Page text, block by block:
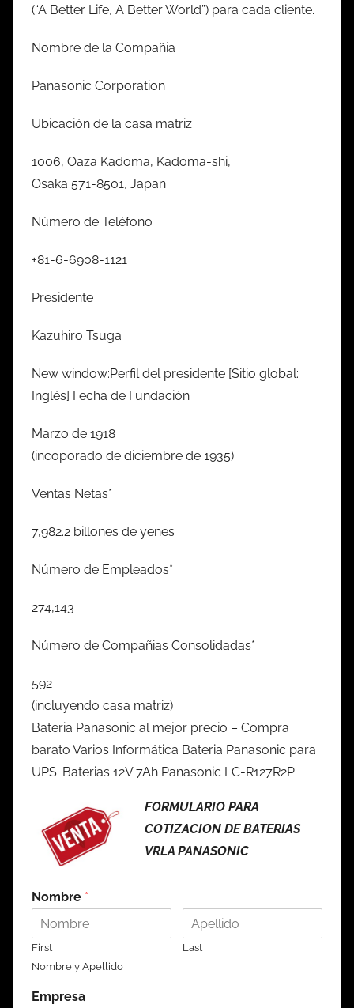
(“A Better Life, A Better World”) para cada cliente.
Nombre de la Compañia
Panasonic Corporation
Ubicación de la casa matriz
1006, Oaza Kadoma, Kadoma-shi,
Osaka 571-8501, Japan
Número de Teléfono
+81-6-6908-1121
Presidente
Kazuhiro Tsuga
New window:Perfil del presidente [Sitio global:
Inglés] Fecha de Fundación
Marzo de 1918
(incoporado de diciembre de 1935)
Ventas Netas*
7,982.2 billones de yenes
Número de Empleados*
274,143
Número de Compañias Consolidadas*
592
(incluyendo casa matriz)
Bateria Panasonic al mejor precio – Compra
barato Varios Informática Bateria Panasonic para
UPS. Baterias 12V 7Ah Panasonic LC-R127R2P
FORMULARIO PARA
COTIZACION DE BATERIAS
VRLA PANASONIC
Nombre *
First
Last
Nombre y Apellido
Empresa